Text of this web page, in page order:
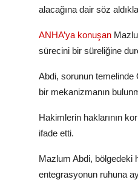
alacağına dair söz
ANHA’ya konuşan
sürecini bir süreliğine
Abdi, sorunun temelinde
bir mekanizmanın
Hakimlerin haklarının
ifade etti.
Mazlum Abdi, bölgedeki
entegrasyonun ruhuna